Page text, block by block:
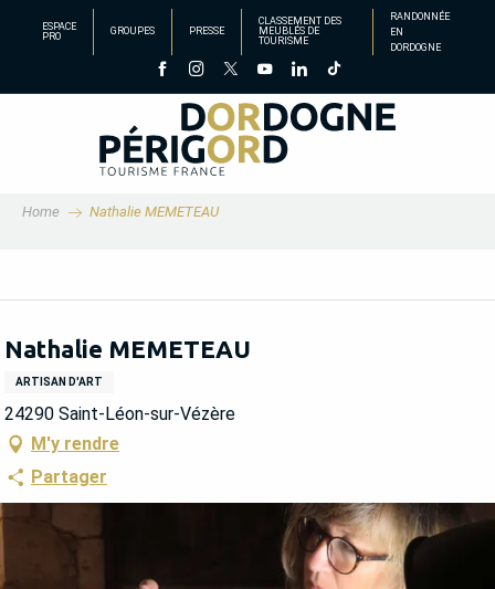
principal
ESPACE
PRO
GROUPES PRESSE
CLASSEMENT DES
MEUBLÉS DE
TOURISME
RANDONNÉE
EN
DORDOGNE
Home Nathalie MEMETEAU
Nathalie MEMETEAU
ARTISAN D'ART
24290 Saint-Léon-sur-Vézère
M'y rendre
Partager